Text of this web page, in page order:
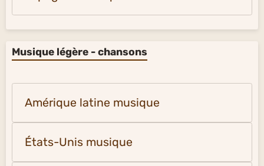
Musique légère - chansons
Amérique latine musique
États-Unis musique